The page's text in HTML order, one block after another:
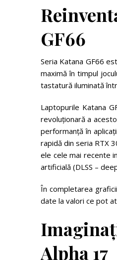
GF66
Seria Katana GF66
maximă în timpul
tastatură iluminată
Laptopurile Katana
revoluționară a
performanță în
rapidă din seria RTX
ele cele mai recente
artificială (DLSS –
În completarea
date la valori ce pot
Alpha 17